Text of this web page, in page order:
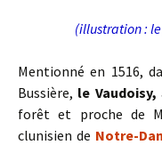
(illustration :
Mentionné en 1516,
Bussière, le Vaudoisy,
forêt et proche de
clunisien de Notre-